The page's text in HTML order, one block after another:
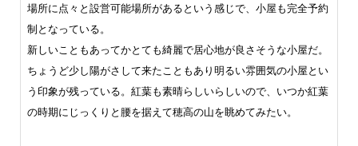
場所に点々と設営可能場所があるという感じで、小屋も完全予約
制となっている。
新しいこともあってかとても綺麗で居心地が良さそうな小屋だ。
ちょうど少し陽がさして来たこともあり明るい雰囲気の小屋とい
う印象が残っている。紅葉も素晴らしいらしいので、いつか紅葉
の時期にじっくりと腰を据えて穂高の山を眺めてみたい。